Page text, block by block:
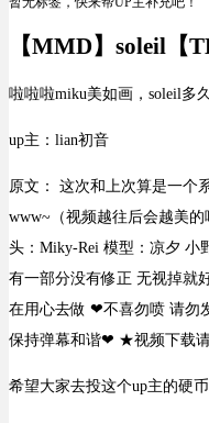
【MMD】soleil【
啦啦啦miku美如画，soleil多
up主：lian初音
原文： 这次和上次算是一个
www~（视频越往后会越美
头：Miky-Rei 模型：凉夕 小
有一部分没有修正 无视掉就
在用心去做 ❤不喜勿喷 请勿
保持弹幕和谐❤ ★视频下载
希望大家去投这个up主的硬币